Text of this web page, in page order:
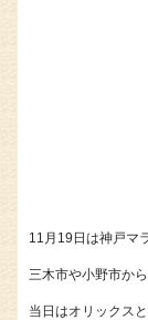
11月19日は神戸マ
三木市や小野市か
当日はオリックス